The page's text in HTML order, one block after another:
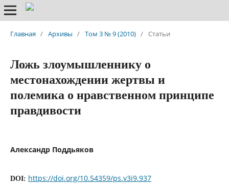
Главная / Архивы / Том 3 № 9 (2010) / Статьи
Ложь злоумышленнику о
местонахождении жертвы и
полемика о нравственном принципе
правдивости
Александр Поддьяков
DOI: https://doi.org/10.54359/ps.v3i9.937